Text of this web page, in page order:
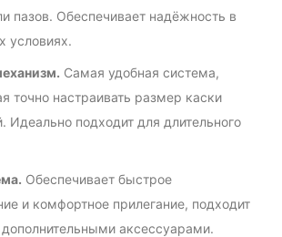
пазов. Обеспечивает надёжность в
условиях.
Самая удобная система,
точно настраивать размер каски
Идеально подходит для длительного
Обеспечивает быстрое
и комфортное прилегание, подходит
аксессуарами.